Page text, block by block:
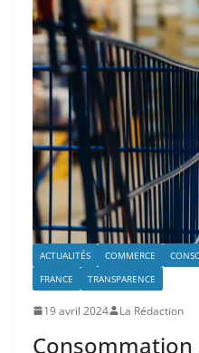
ACTUALITÉS COMMERCE
FRANCE
TRANSPARENCE
19 avril 2024 La Rédaction
Consommation